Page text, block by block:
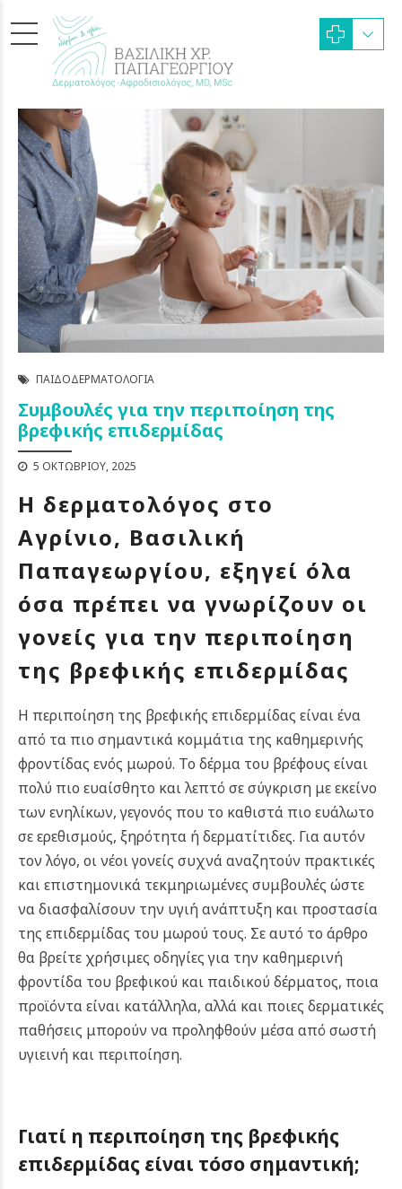
ΠΑΙΔΟΔΕΡΜΑΤΟΛΟΓΊΑ
Συμβουλές για την περιποίηση της
βρεφικής επιδερμίδας
5 ΟΚΤΩΒΡΊΟΥ, 2025
Η δερματολόγος στο
Αγρίνιο, Βασιλική
Παπαγεωργίου, εξηγεί όλα
όσα πρέπει να γνωρίζουν οι
γονείς για την περιποίηση
της βρεφικής επιδερμίδας
Η περιποίηση της βρεφικής επιδερμίδας είναι ένα
από τα πιο σημαντικά κομμάτια της καθημερινής
φροντίδας ενός μωρού. Το δέρμα του βρέφους είναι
πολύ πιο ευαίσθητο και λεπτό σε σύγκριση με εκείνο
των ενηλίκων, γεγονός που το καθιστά πιο ευάλωτο
σε ερεθισμούς, ξηρότητα ή δερματίτιδες. Για αυτόν
τον λόγο, οι νέοι γονείς συχνά αναζητούν πρακτικές
και επιστημονικά τεκμηριωμένες συμβουλές ώστε
να διασφαλίσουν την υγιή ανάπτυξη και προστασία
της επιδερμίδας του μωρού τους. Σε αυτό το άρθρο
θα βρείτε χρήσιμες οδηγίες για την καθημερινή
φροντίδα του βρεφικού και παιδικού δέρματος, ποια
προϊόντα είναι κατάλληλα, αλλά και ποιες δερματικές
παθήσεις μπορούν να προληφθούν μέσα από σωστή
υγιεινή και περιποίηση.
Γιατί η περιποίηση της βρεφικής
επιδερμίδας είναι τόσο σημαντική;